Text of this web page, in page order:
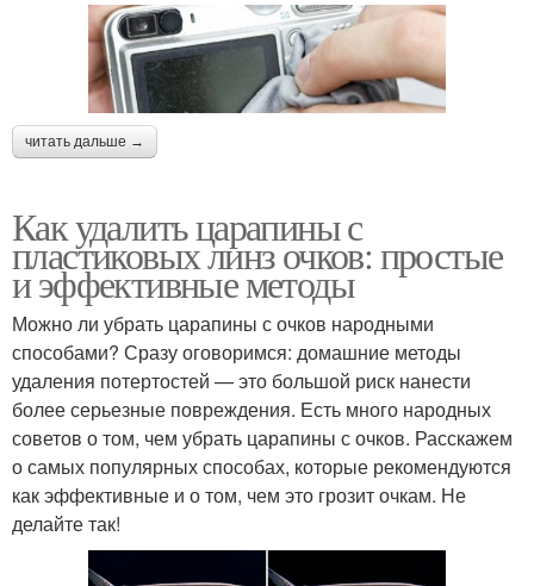
читать дальше →
Как удалить царапины с
пластиковых линз очков: простые
и эффективные методы
Можно ли убрать царапины с очков народными
способами? Сразу оговоримся: домашние методы
удаления потертостей — это большой риск нанести
более серьезные повреждения. Есть много народных
советов о том, чем убрать царапины с очков. Расскажем
о самых популярных способах, которые рекомендуются
как эффективные и о том, чем это грозит очкам. Не
делайте так!